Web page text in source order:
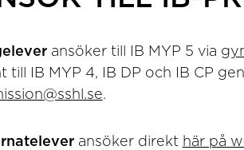
ansöker till IB MYP 5 via
till IB MYP 4, IB DP och IB CP
.
ansöker direkt här på